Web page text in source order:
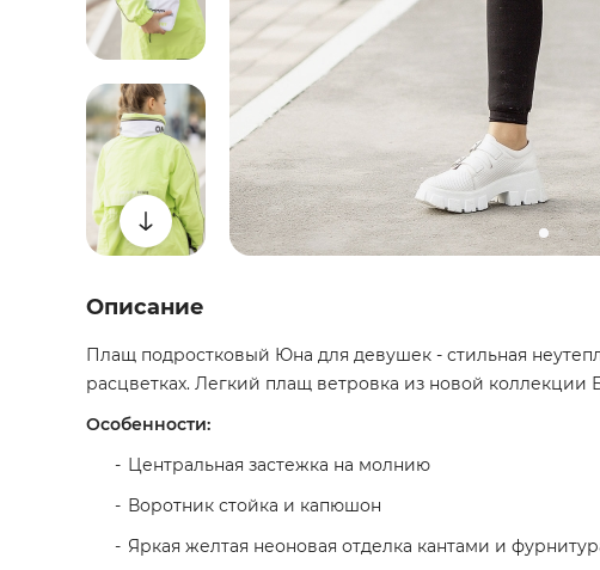
Описание
Плащ подростковый Юна для девушек - стильная
расцветках. Легкий плащ ветровка из новой коллекции
Особенности:
Центральная застежка на молнию
Воротник стойка и капюшон
Яркая желтая неоновая отделка кантами и